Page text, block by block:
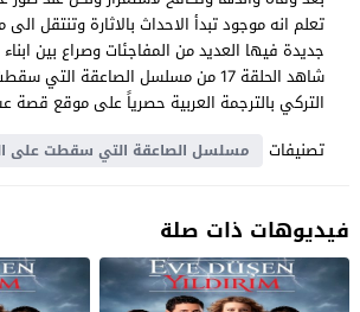
تعلم انه موجود تبدأ الاحداث بالاثارة وتنتقل
جديدة فيها العديد من المفاجئات وصراع بين
شاهد الحلقة 17 من مسلسل الصاعقة
التركي بالترجمة العربية حصرياً على موقع
تصنيفات
مسلسل الصاعقة التي سقطت على
فيديوهات ذات صلة